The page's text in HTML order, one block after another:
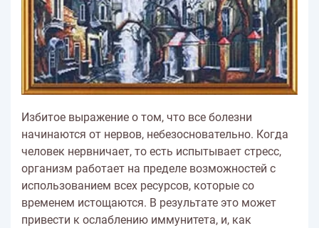
Избитое выражение о том, что все болезни
начинаются от нервов, небезосновательно. Когда
человек нервничает, то есть испытывает стресс,
организм работает на пределе возможностей с
использованием всех ресурсов, которые со
временем истощаются. В результате это может
привести к ослаблению иммунитета, и, как